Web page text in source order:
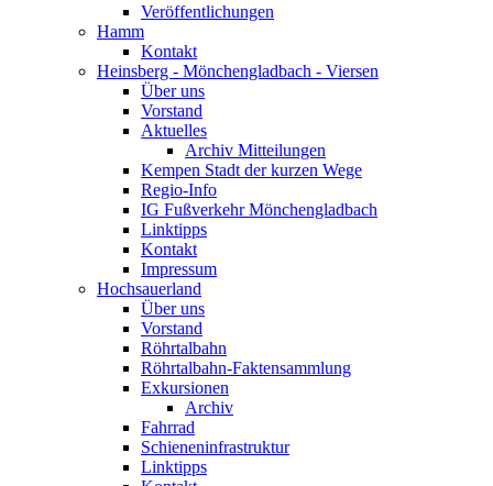
Veröffentlichungen
Hamm
Kontakt
Heinsberg - Mönchengladbach - Viersen
Über uns
Vorstand
Aktuelles
Archiv Mitteilungen
Kempen Stadt der kurzen Wege
Regio-Info
IG Fußverkehr Mönchengladbach
Linktipps
Kontakt
Impressum
Hochsauerland
Über uns
Vorstand
Röhrtalbahn
Röhrtalbahn-Faktensammlung
Exkursionen
Archiv
Fahrrad
Schieneninfrastruktur
Linktipps